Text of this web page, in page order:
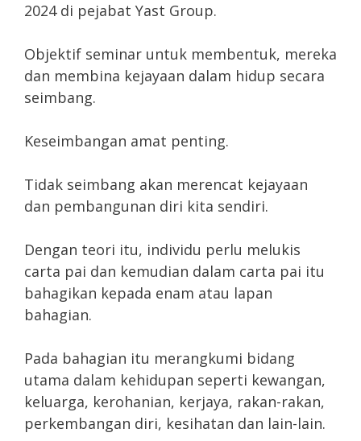
2024 di pejabat Yast Group.
Objektif seminar untuk membentuk, mereka
dan membina kejayaan dalam hidup secara
seimbang.
Keseimbangan amat penting.
Tidak seimbang akan merencat kejayaan
dan pembangunan diri kita sendiri.
Dengan teori itu, individu perlu melukis
carta pai dan kemudian dalam carta pai itu
bahagikan kepada enam atau lapan
bahagian.
Pada bahagian itu merangkumi bidang
utama dalam kehidupan seperti kewangan,
keluarga, kerohanian, kerjaya, rakan-rakan,
perkembangan diri, kesihatan dan lain-lain.